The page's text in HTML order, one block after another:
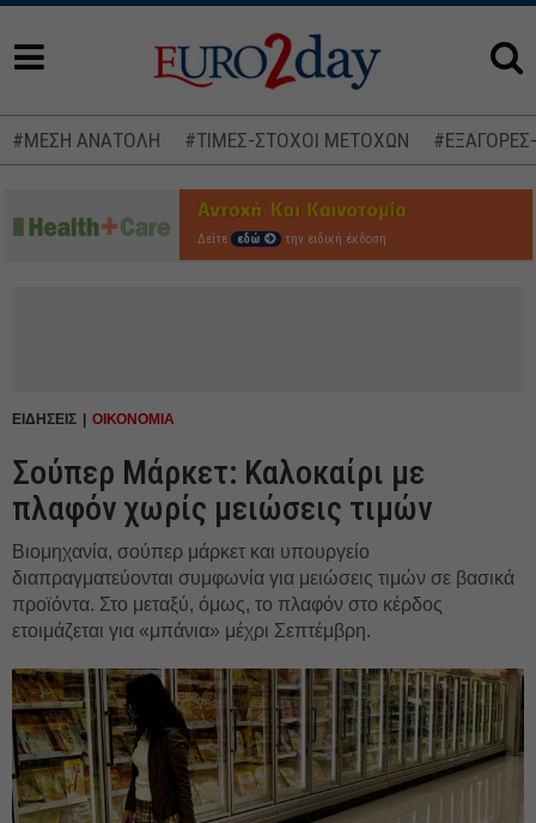
#ΜΕΣΗ ΑΝΑΤΟΛΗ #ΤΙΜΕΣ-ΣΤΟΧΟΙ ΜΕΤΟΧΩΝ
Δείτε εδώ την ειδική έκδοση
ΕΙΔΗΣΕΙΣ ΟΙΚΟΝΟΜΙΑ
Σούπερ Μάρκετ: Καλοκαίρι με
πλαφόν χωρίς μειώσεις τιμών
Βιομηχανία, σούπερ μάρκετ και υπουργείο
διαπραγματεύονται συμφωνία για μειώσεις τιμών σε βασικά
προϊόντα. Στο μεταξύ, όμως, το πλαφόν στο κέρδος
ετοιμάζεται για «μπάνια» μέχρι Σεπτέμβρη.